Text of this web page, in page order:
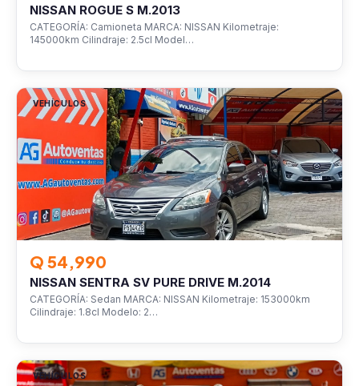
NISSAN ROGUE S M.2013
CATEGORÍA: Camioneta MARCA: NISSAN Kilometraje:
145000km Cilindraje: 2.5cl Model…
VEHÍCULOS
Q 54,990
NISSAN SENTRA SV PURE DRIVE M.2014
CATEGORÍA: Sedan MARCA: NISSAN Kilometraje: 153000km
Cilindraje: 1.8cl Modelo: 2…
VEHÍCULOS